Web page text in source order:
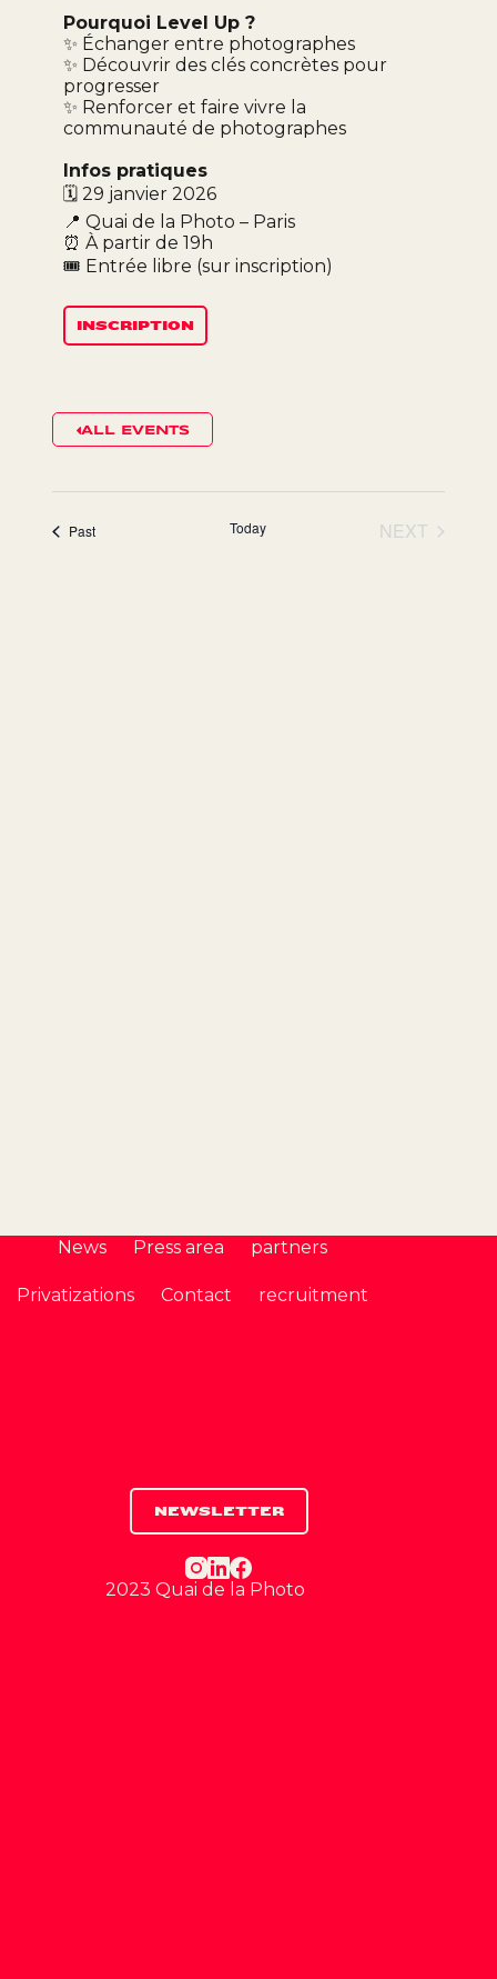
Pourquoi Level Up ?
✨ Échanger entre photographes
✨ Découvrir des clés concrètes pour
progresser
✨ Renforcer et faire vivre la
communauté de photographes
Infos pratiques
🗓️ 29 janvier 2026
📍 Quai de la Photo – Paris
⏰ À partir de 19h
🎟️ Entrée libre (sur inscription)
INSCRIPTION
ALL EVENTS
Pastevents Today
NEXT
News Press area partners
Privatizations Contact recruitment
NEWSLETTER
2023 Quai de la Photo